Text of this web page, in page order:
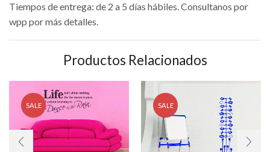
Tiempos de entrega: de 2 a 5 días hábiles. Consultanos por
wpp por más detalles.
Productos Relacionados
SALE SALE